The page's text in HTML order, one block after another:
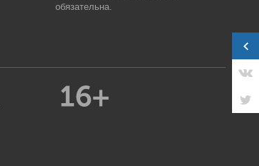
обязательна.